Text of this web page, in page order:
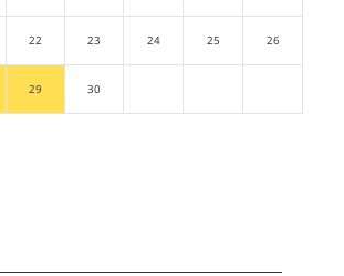
22 23 24 25 26
29 30